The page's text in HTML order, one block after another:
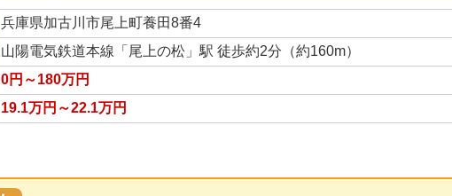
兵庫県加古川市尾上町養田8番4
山陽電気鉄道本線「尾上の松」駅 徒歩約2分（約160m）
0円～180万円
19.1万円～22.1万円